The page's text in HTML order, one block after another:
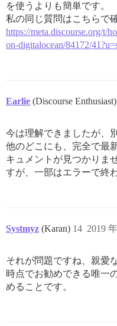
を使うよりも簡単です。
私の同じ質問はこちらで
https://meta.discourse.org/t/
on-digitalocean/84172/
Earlie (Discourse Enthusiast)
今は理解できましたが、
他のどこにも、完全で最
キュメントが見つかりま
すが、一部はエラーで終
Systmyz (Karan) 2019
14
それが問題ですね、親愛
時点でお勧めできる唯一
めることです。